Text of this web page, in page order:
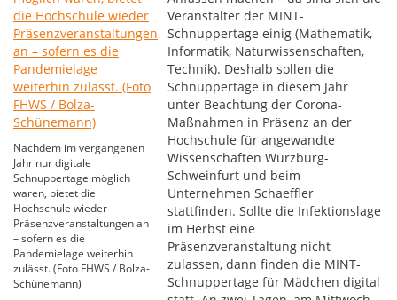
Nachdem im vergangenen
Jahr nur digitale
Schnuppertage möglich
waren, bietet die
Hochschule wieder
Präsenzveranstaltungen an
– sofern es die
Pandemielage weiterhin
zulässt. (Foto FHWS / Bolza-
Schünemann)
Veranstalter der MINT-
Schnuppertage einig (Mathematik,
Informatik, Naturwissenschaften,
Technik). Deshalb sollen die
Schnuppertage in diesem Jahr
unter Beachtung der Corona-
Maßnahmen in Präsenz an der
Hochschule für angewandte
Wissenschaften Würzburg-
Schweinfurt und beim
Unternehmen Schaeffler
stattfinden. Sollte die Infektionslage
im Herbst eine
Präsenzveranstaltung nicht
zulassen, dann finden die MINT-
Schnuppertage für Mädchen digital